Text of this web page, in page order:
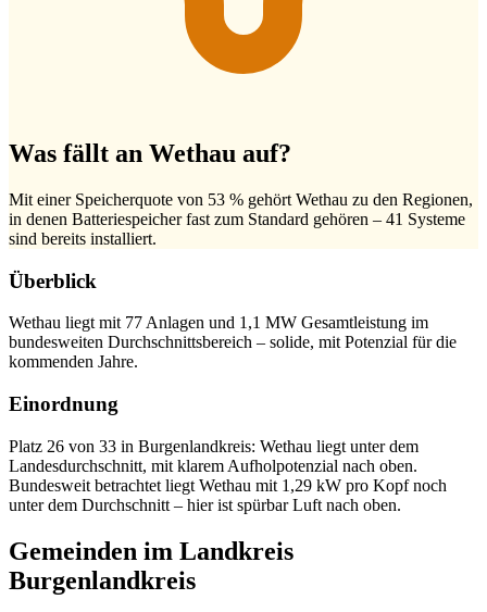
Was fällt an Wethau auf?
Mit einer Speicherquote von 53 % gehört Wethau zu den Regionen,
in denen Batteriespeicher fast zum Standard gehören – 41 Systeme
sind bereits installiert.
Überblick
Wethau liegt mit 77 Anlagen und 1,1 MW Gesamtleistung im
bundesweiten Durchschnittsbereich – solide, mit Potenzial für die
kommenden Jahre.
Einordnung
Platz 26 von 33 in Burgenlandkreis: Wethau liegt unter dem
Landesdurchschnitt, mit klarem Aufholpotenzial nach oben.
Bundesweit betrachtet liegt Wethau mit 1,29 kW pro Kopf noch
unter dem Durchschnitt – hier ist spürbar Luft nach oben.
Gemeinden im Landkreis
Burgenlandkreis